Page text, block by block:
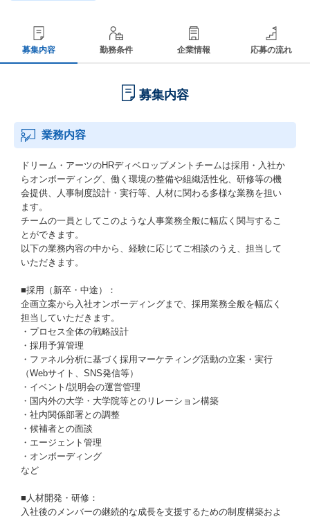
募集内容 勤務条件 企業情報 応募の流れ
募集内容
業務内容
ドリーム・アーツのHRディベロップメントチームは採用・入社か
らオンボーディング、働く環境の整備や組織活性化、研修等の機
会提供、人事制度設計・実行等、人材に関わる多様な業務を担い
ます。
チームの一員としてこのような人事業務全般に幅広く関与するこ
とができます。
以下の業務内容の中から、経験に応じてご相談のうえ、担当して
いただきます。
■採用（新卒・中途）：
企画立案から入社オンボーディングまで、採用業務全般を幅広く
担当していただきます。
・プロセス全体の戦略設計
・採用予算管理
・ファネル分析に基づく採用マーケティング活動の立案・実行
（Webサイト、SNS発信等）
・イベント/説明会の運営管理
・国内外の大学・大学院等とのリレーション構築
・社内関係部署との調整
・候補者との面談
・エージェント管理
・オンボーディング
など
■人材開発・研修：
入社後のメンバーの継続的な成長を支援するための制度構築およ